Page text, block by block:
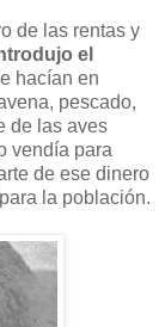
de las rentas y
el
hacían en
pescado,
de las aves
vendía para
de ese dinero
para la población.